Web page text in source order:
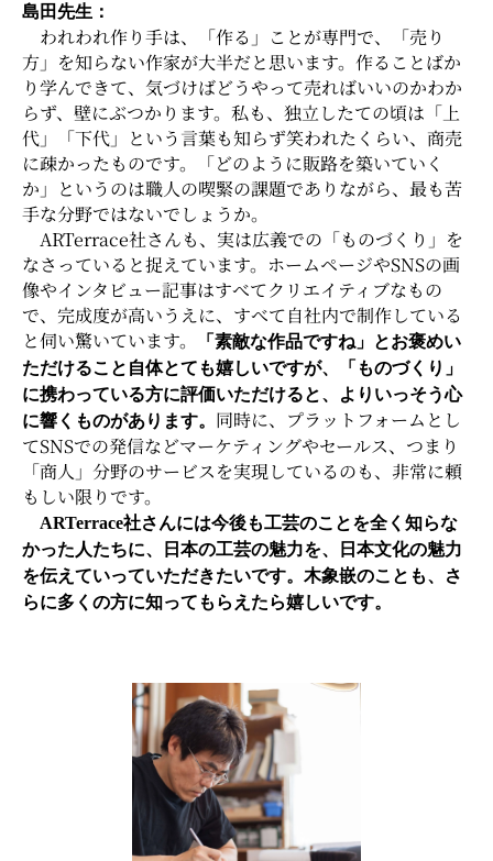
島田先生：
われわれ作り手は、「作る」ことが専門で、「売り
方」を知らない作家が大半だと思います。作ることばか
り学んできて、気づけばどうやって売ればいいのかわか
らず、壁にぶつかります。私も、独立したての頃は「上
代」「下代」という言葉も知らず笑われたくらい、商売
に疎かったものです。「どのように販路を築いていく
か」というのは職人の喫緊の課題でありながら、最も苦
手な分野ではないでしょうか。
ARTerrace社さんも、実は広義での「ものづくり」を
なさっていると捉えています。ホームページやSNSの画
像やインタビュー記事はすべてクリエイティブなもの
で、完成度が高いうえに、すべて自社内で制作している
と伺い驚いています。
「素敵な作品ですね」とお褒めい
ただけること自体とても嬉しいですが、「ものづくり」
に携わっている方に評価いただけると、よりいっそう心
に響くものがあります。 同時に、プラットフォームとし
てSNSでの発信などマーケティングやセールス、つまり
「商人」分野のサービスを実現しているのも、非常に頼
もしい限りです。
ARTerrace社さんには今後も工芸のことを全く知らな
かった人たちに、日本の工芸の魅力を、日本文化の魅力
を伝えていっていただきたいです。木象嵌のことも、さ
らに多くの方に知ってもらえたら嬉しいです。